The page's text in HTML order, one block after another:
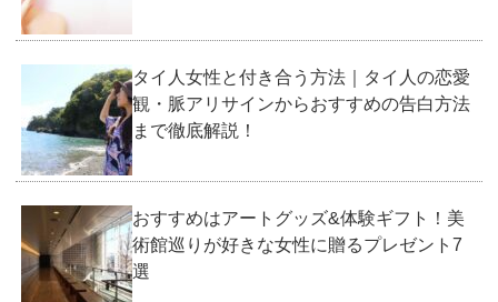
タイ人女性と付き合う方法｜タイ人の恋愛
観・脈アリサインからおすすめの告白方法
まで徹底解説！
おすすめはアートグッズ&体験ギフト！美
術館巡りが好きな女性に贈るプレゼント7
選